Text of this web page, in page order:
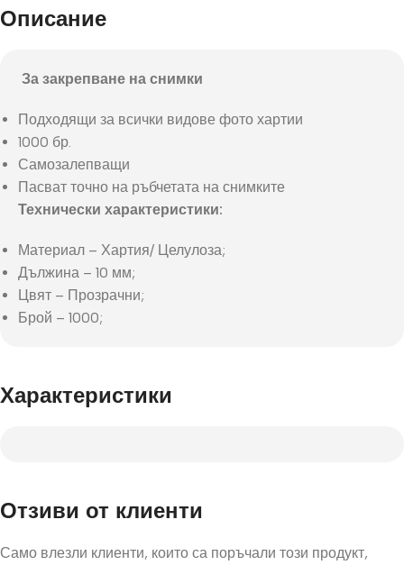
Описание
За закрепване на снимки
Подходящи за всички видове фото хартии
1000 бр.
Самозалепващи
Пасват точно на ръбчетата на снимките
Технически характеристики:
Материал – Хартия/ Целулоза;
Дължина – 10 мм;
Цвят – Прозрачни;
Брой – 1000;
Характеристики
Отзиви от клиенти
Само влезли клиенти, които са поръчали този продукт,